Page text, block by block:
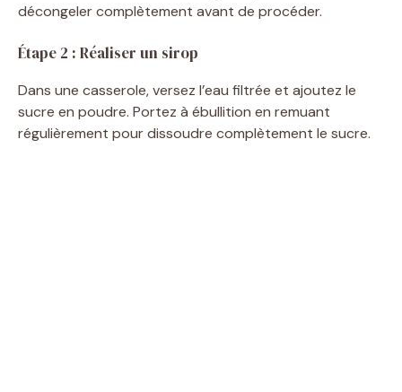
décongeler complètement avant de procéder.
Étape 2 : Réaliser un sirop
Dans une casserole, versez l’eau filtrée et ajoutez le
sucre en poudre. Portez à ébullition en remuant
régulièrement pour dissoudre complètement le sucre.